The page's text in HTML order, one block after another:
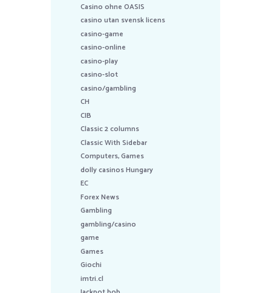
Casino ohne OASIS
casino utan svensk licens
casino-game
casino-online
casino-play
casino-slot
casino/gambling
CH
CIB
Classic 2 columns
Classic With Sidebar
Computers, Games
dolly casinos Hungary
EC
Forex News
Gambling
gambling/casino
game
Games
Giochi
imtri.cl